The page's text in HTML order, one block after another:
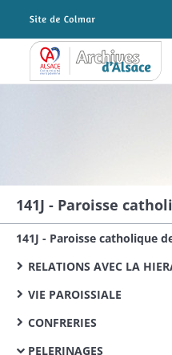
Archives Alsace - Colmar
141J - Paroisse
141J - Paroisse catholique
RELATIONS AVEC LA
VIE PAROISSIALE
CONFRERIES
PELERINAGES